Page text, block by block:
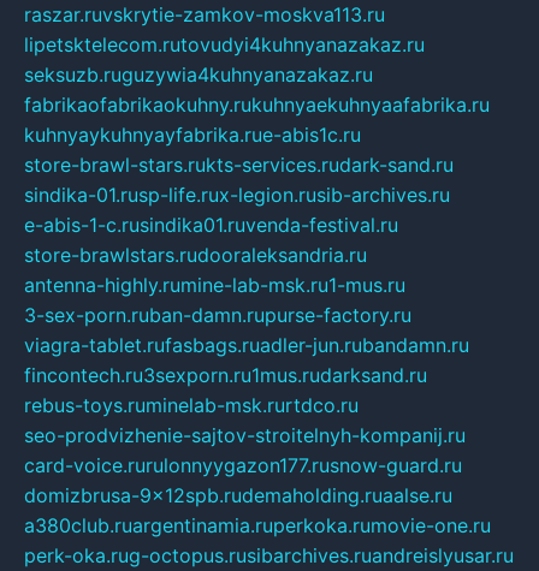
raszar.ruvskrytie-zamkov-moskva113.ru
lipetsktelecom.rutovudyi4kuhnyanazakaz.ru
seksuzb.ruguzywia4kuhnyanazakaz.ru
fabrikaofabrikaokuhny.rukuhnyaekuhnyaafabrika.ru
kuhnyaykuhnyayfabrika.rue-abis1c.ru
store-brawl-stars.rukts-services.rudark-sand.ru
sindika-01.rusp-life.rux-legion.rusib-archives.ru
e-abis-1-c.rusindika01.ruvenda-festival.ru
store-brawlstars.rudooraleksandria.ru
antenna-highly.rumine-lab-msk.ru1-mus.ru
3-sex-porn.ruban-damn.rupurse-factory.ru
viagra-tablet.rufasbags.ruadler-jun.rubandamn.ru
fincontech.ru3sexporn.ru1mus.rudarksand.ru
rebus-toys.ruminelab-msk.rurtdco.ru
seo-prodvizhenie-sajtov-stroitelnyh-kompanij.ru
card-voice.rurulonnyygazon177.rusnow-guard.ru
domizbrusa-9x12spb.rudemaholding.ruaalse.ru
a380club.ruargentinamia.ruperkoka.rumovie-one.ru
perk-oka.rug-octopus.rusibarchives.ruandreislyusar.ru